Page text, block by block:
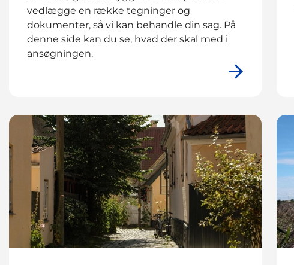
vedlægge en række tegninger og
dokumenter, så vi kan behandle din sag. På
denne side kan du se, hvad der skal med i
ansøgningen.